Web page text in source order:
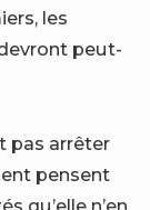
les
peut-
pas arrêter
pensent
qu’elle n’en